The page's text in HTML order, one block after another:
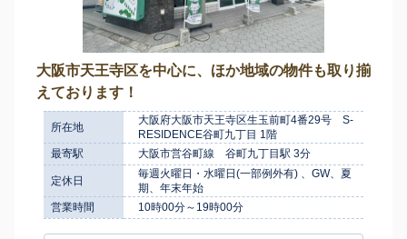
大阪市天王寺区を中心に、ほか地域の物件も取り揃
えております！
所在地
大阪府大阪市天王寺区生玉前町4番29号 S-
RESIDENCE谷町九丁目 1階
最寄駅
大阪市営谷町線 谷町九丁目駅 3分
定休日
毎週火曜日・水曜日(一部例外有) 、GW、夏
期、年末年始
営業時間
10時00分～19時00分